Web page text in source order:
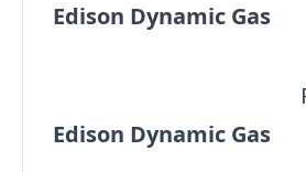
Edison Dynamic Gas
Edison Dynamic Gas